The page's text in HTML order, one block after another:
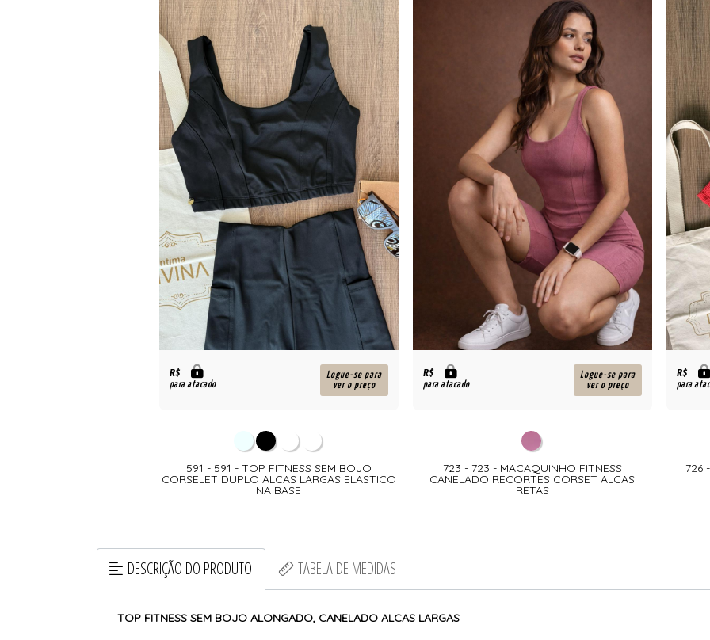
R$
para atacado
Logue-se para
ver o preço
591 - 591 - TOP FITNESS SEM BOJO
CORSELET DUPLO ALCAS LARGAS ELASTICO
NA BASE
R$
para atacado
Logue-se para
ver o preço
723 - 723 - MACAQUINHO FITNESS
CANELADO RECORTES CORSET ALCAS
RETAS
R$
para
726
DESCRIÇÃO DO PRODUTO TABELA DE MEDIDAS
TOP FITNESS SEM BOJO ALONGADO, CANELADO ALCAS LARGAS